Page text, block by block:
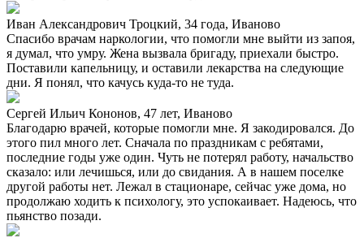
Иван Александрович Троцкий, 34 года, Иваново
Спасибо врачам наркологии, что помогли мне выйти из запоя,
я думал, что умру. Жена вызвала бригаду, приехали быстро.
Поставили капельницу, и оставили лекарства на следующие
дни. Я понял, что качусь куда-то не туда.
Сергей Ильич Кононов, 47 лет, Иваново
Благодарю врачей, которые помогли мне. Я закодировался. До
этого пил много лет. Сначала по праздникам с ребятами,
последние годы уже один. Чуть не потерял работу, начальство
сказало: или лечишься, или до свидания. А в нашем поселке
другой работы нет. Лежал в стационаре, сейчас уже дома, но
продолжаю ходить к психологу, это успокаивает. Надеюсь, что
пьянство позади.